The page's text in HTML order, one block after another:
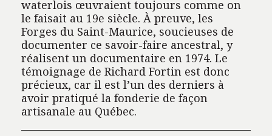
waterlois œuvraient toujours comme on
le faisait au 19e siècle. À preuve, les
Forges du Saint-Maurice, soucieuses de
documenter ce savoir-faire ancestral, y
réalisent un documentaire en 1974. Le
témoignage de Richard Fortin est donc
précieux, car il est l’un des derniers à
avoir pratiqué la fonderie de façon
artisanale au Québec.